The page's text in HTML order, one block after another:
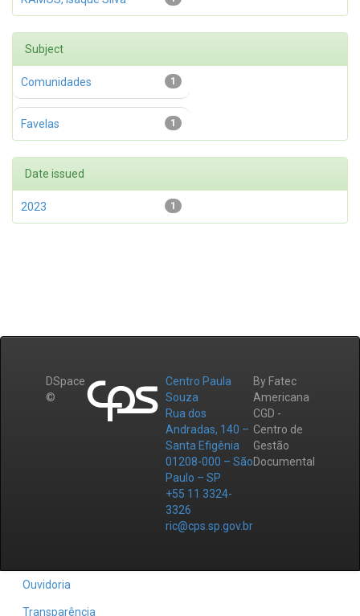
Subject
1
Comunidades
1
Favelas
Date issued
1
2023
DSpace
©
Centro Paula
Souza
Rua dos
Andradas, 140 –
Santa Efigênia
01208-000 – São
Paulo – SP
+55 11 3324-
3326
ric@cps.sp.gov.br
By Fatec
Americana
CGD -
Centro de
Gestão
Documental
Ouvidoria
Transparência